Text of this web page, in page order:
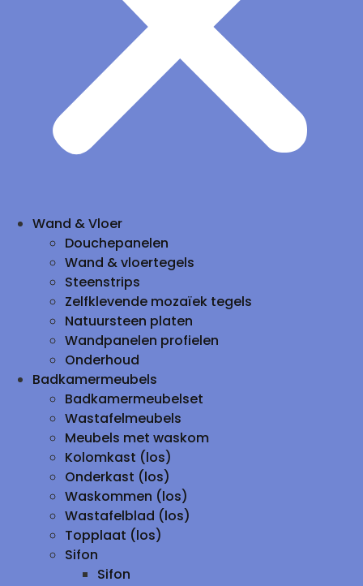
Wand & Vloer
Douchepanelen
Wand & vloertegels
Steenstrips
Zelfklevende mozaïek tegels
Natuursteen platen
Wandpanelen profielen
Onderhoud
Badkamermeubels
Badkamermeubelset
Wastafelmeubels
Meubels met waskom
Kolomkast (los)
Onderkast (los)
Waskommen (los)
Wastafelblad (los)
Topplaat (los)
Sifon
Sifon